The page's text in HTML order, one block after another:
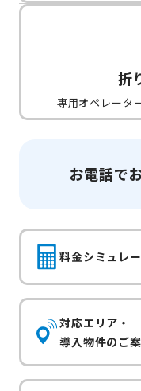
折
専用オペレータ
お電話で
料金シミュレ
対応エリア・
導入物件のご